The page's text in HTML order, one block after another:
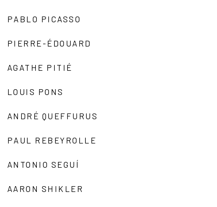
PABLO PICASSO
PIERRE-ÉDOUARD
AGATHE PITIÉ
LOUIS PONS
ANDRÉ QUEFFURUS
PAUL REBEYROLLE
ANTONIO SEGUÍ
AARON SHIKLER